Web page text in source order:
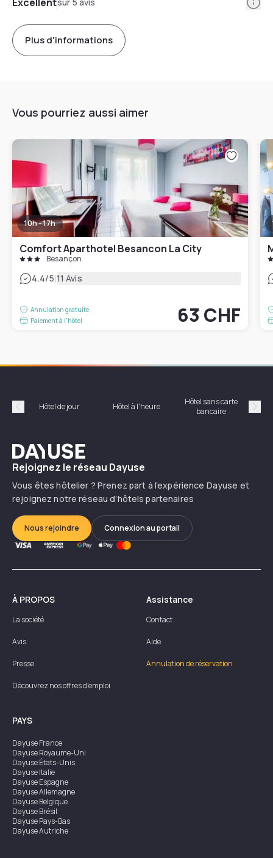
Plus d'informations
Vous pourriez aussi aimer
10h - 17h
Comfort Aparthotel Besancon La City
Besançon
4.4/5|11 Avis
Annulation gratuite
Paiement à l'hôtel
63 CHF
Précédent
Hôtel de jour Hôtel à l'heure
Hôtel sans carte
bancaire
Dayuse
Rejoignez le réseau Dayuse
Vous êtes hôtelier ? Prenez part à l’expérience Dayuse et
rejoignez notre réseau d’hôtels partenaires
Nous rejoindre Connexion au portail
À PROPOS
La société
Avis
Presse
Découvrez nos offres d'emploi
Assistance
Contact
Aide
Annulation de réservation
PAYS
DayuseFrance
DayuseRoyaume-Uni
DayuseÉtats-Unis
DayuseItalie
DayuseEspagne
DayuseAllemagne
DayuseBelgique
DayuseBrésil
DayusePays-Bas
DayuseAutriche